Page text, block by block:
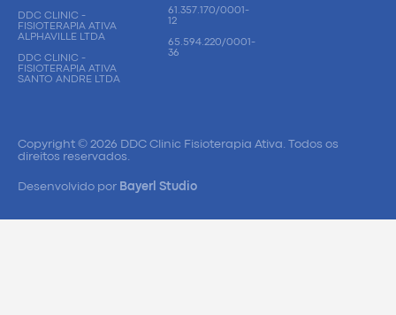
DDC CLINIC -
FISIOTERAPIA ATIVA
ALPHAVILLE LTDA
DDC CLINIC -
FISIOTERAPIA ATIVA
SANTO ANDRE LTDA
61.357.170/0001-
12
65.594.220/0001-
36
Copyright © 2026 DDC Clinic Fisioterapia Ativa. Todos os
direitos reservados.
Desenvolvido por Bayerl Studio